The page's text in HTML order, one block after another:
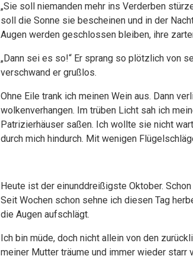
„Sie soll niemanden mehr ins Verderben
soll die Sonne sie bescheinen und in der
Augen werden geschlossen bleiben, ihre
„Dann sei es so!“ Er sprang so plötzlich von
verschwand er grußlos.
Ohne Eile trank ich meinen Wein aus. Dann
wolkenverhangen. Im trüben Licht sah ich
Patrizierhäuser saßen. Ich wollte sie nicht
durch mich hindurch. Mit wenigen
Heute ist der einunddreißigste Oktober.
Seit Wochen schon sehne ich diesen Tag
die Augen aufschlägt.
Ich bin müde, doch nicht allein von den
meiner Mutter träume und immer wieder